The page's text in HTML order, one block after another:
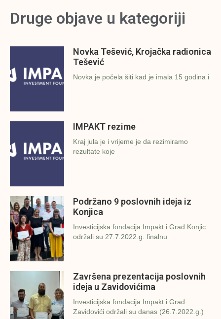
Druge objave u kategoriji
Novka Tešević, Krojačka radionica
Tešević
Novka je počela šiti kad je imala 15 godina i
IMPAKT rezime
Kraj jula je i vrijeme je da rezimiramo
rezultate koje
Podržano 9 poslovnih ideja iz
Konjica
Investicijska fondacija Impakt i Grad Konjic
održali su 27.7.2022.g. finalnu
Završena prezentacija poslovnih
ideja u Zavidovićima
Investicijska fondacija Impakt i Grad
Zavidovići održali su danas (26.7.2022.g.)